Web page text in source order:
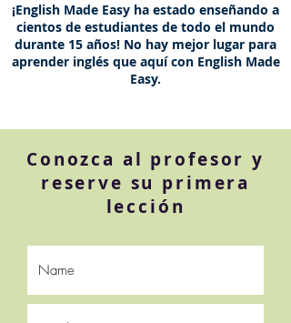
¡English Made Easy ha estado enseñando a
cientos de estudiantes de todo el mundo
durante 15 años! No hay mejor lugar para
aprender inglés que aquí con English Made
Easy.
Conozca al profesor y
reserve su primera
lección